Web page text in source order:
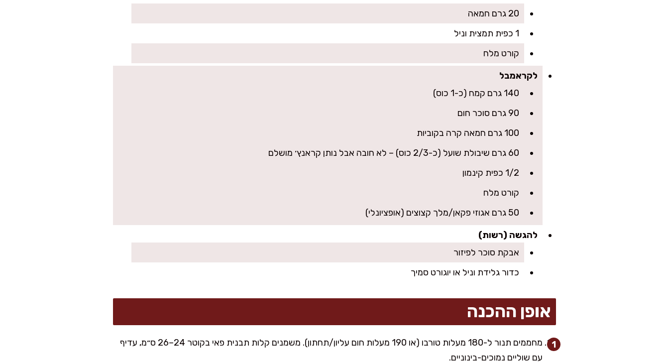
20 גרם חמאה
1 כפית תמצית וניל
קורט מלח
לקראמבל
140 גרם קמח (כ-1 כוס)
90 גרם סוכר חום
100 גרם חמאה קרה בקוביות
60 גרם שיבולת שועל (כ-2/3 כוס) – לא חובה אבל נותן קראנץ׳ מושלם
1/2 כפית קינמון
קורט מלח
50 גרם אגוזי פקאן/מלך קצוצים (אופציונלי)
להגשה (רשות)
אבקת סוכר לפיזור
כדור גלידת וניל או יוגורט סמיך
אופן ההכנה
מחממים תנור ל-180 מעלות טורבו (או 190 מעלות חום עליון/תחתון). משמנים קלות תבנית פאי בקוטר 24–26 ס״מ, עדיף
עם שוליים נמוכים-בינוניים.